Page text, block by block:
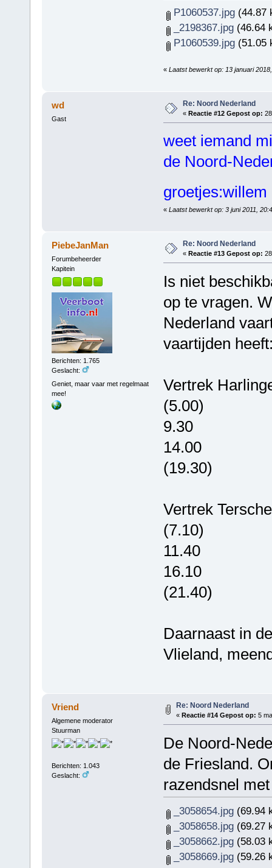
P1060537.jpg(44.87
_2198367.jpg(46.64
P1060539.jpg(51.05
« Laatst bewerkt op: 13 januari
wd
Gast
Re: Noord Nederland
« Reactie #12 Gepost op:
weet iemand
de Noord-
« Laatst bewerkt op: 3 juni 2011,
PiebeJanMan
Forumbeheerder
Kapitein
Berichten: 1.765
Geslacht:
Geniet, maar vaar met regelmaat
mee!
Re: Noord Nederland
« Reactie #13 Gepost op:
Is niet
op te vragen.
Nederland
vaartijden
Vertrek
(5.00)
9.30
14.00
(19.30)
Vertrek
(7.10)
11.40
16.10
(21.40)
Daarnaast in
Vlieland,
Vriend
Algemene moderator
Stuurman
Berichten: 1.043
Geslacht:
Re: Noord Nederland
« Reactie #14 Gepost op: 5
De Noord-
de Friesland.
razendsnel
_3058654.jpg(69.94
_3058658.jpg(69.27
_3058662.jpg(58.03
_3058669.jpg(59.26